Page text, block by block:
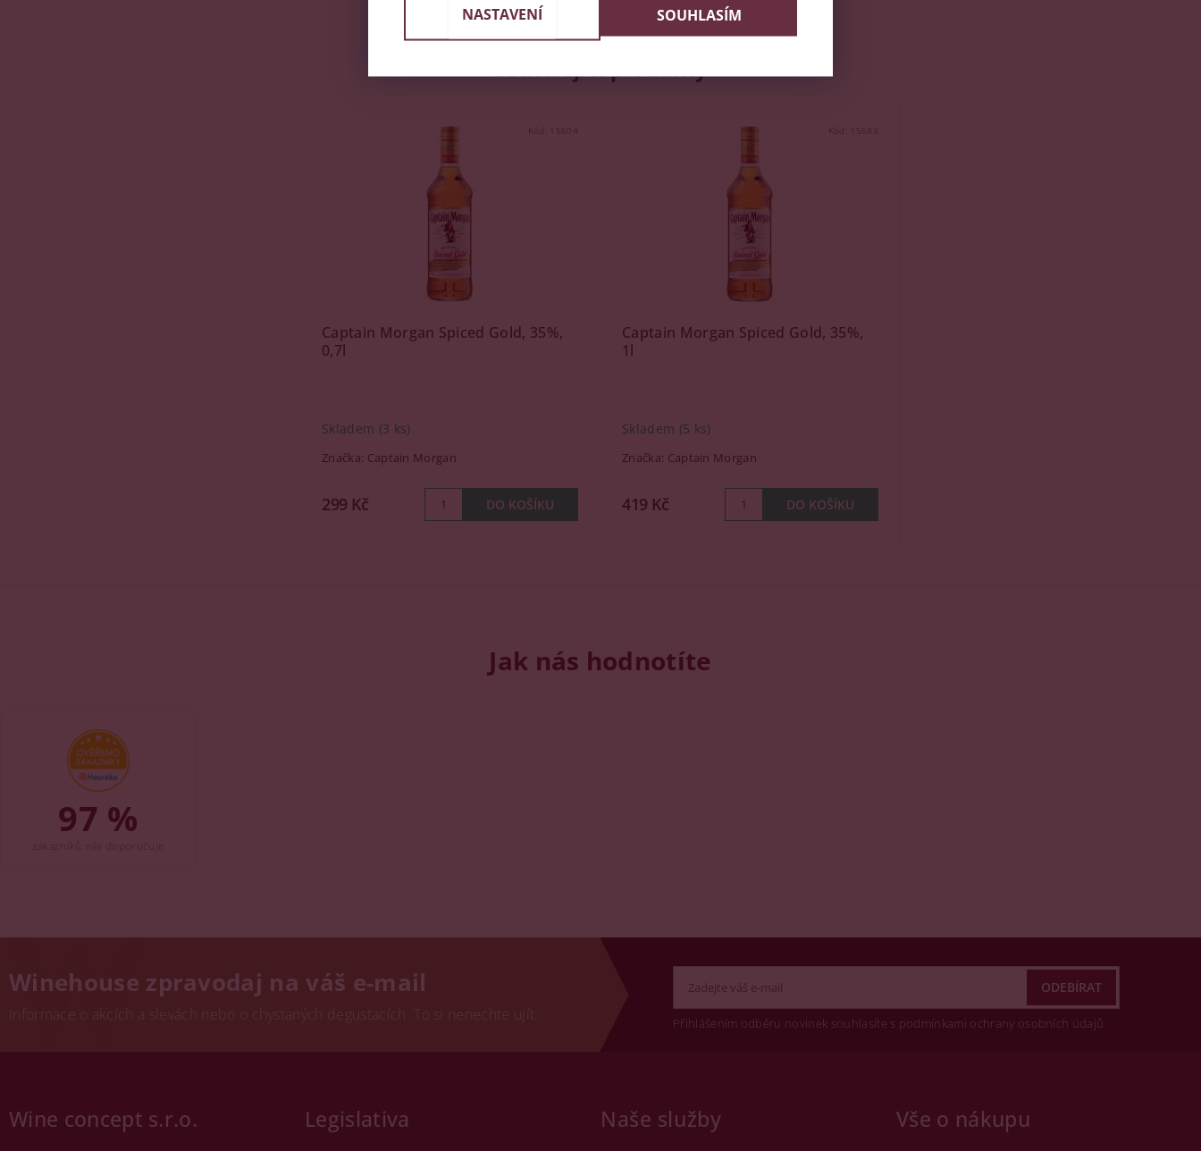
Související produkty
Kód: 15604
Captain Morgan Spiced Gold, 35%,
0,7l
Skladem (3 ks)
Značka: Captain Morgan
299 Kč
Kód: 15683
Captain Morgan Spiced Gold, 35%,
1l
Skladem (5 ks)
Značka: Captain Morgan
419 Kč
Jak nás hodnotíte
97 %
Winehouse zpravodaj na váš e-mail
Informace o akcích a slevách nebo o chystaných degustacích. To si nenechte ujít. Přihlášením odběru novinek souhlasíte s podmínkami ochrany osobních údajů
Wine concept s.r.o. Legislativa Naše služby Vše o nákupu
NASTAVENÍ SOUHLASÍM